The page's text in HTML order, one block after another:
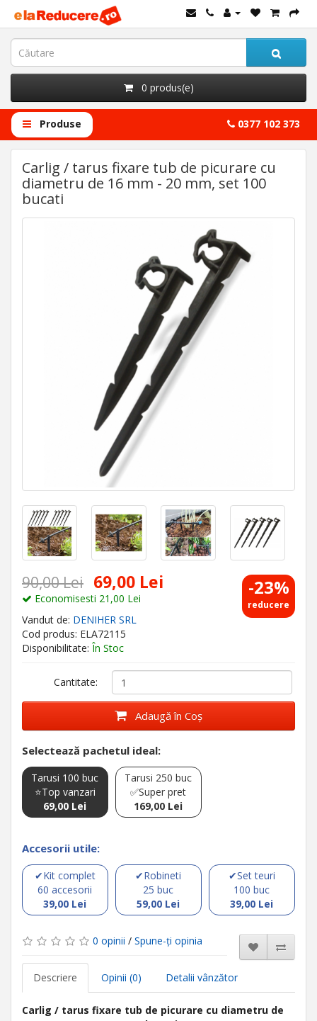
0 produs(e)
Produse 0377 102 373
Carlig / tarus fixare tub de picurare cu
diametru de 16 mm - 20 mm, set 100
bucati
-23%
reducere
90,00 Lei 69,00 Lei
Economisesti 21,00 Lei
Vandut de: DENIHER SRL
Cod produs: ELA72115
Disponibilitate: În Stoc
Cantitate:
Adaugă în Coş
Selectează pachetul ideal:
Tarusi 100 buc
⭐Top vanzari
69,00 Lei
Tarusi 250 buc
✅Super pret
169,00 Lei
Accesorii utile:
✔Kit complet
60 accesorii
39,00 Lei
✔Robineti
25 buc
59,00 Lei
✔Set teuri
100 buc
39,00 Lei
0 opinii / Spune-ţi opinia
Descriere Opinii (0) Detalii vânzător
Carlig / tarus fixare tub de picurare cu diametru de